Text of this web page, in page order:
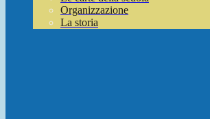
Organizzazione
La storia